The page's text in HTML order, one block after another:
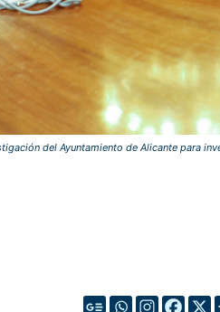
del Ayuntamiento de Alicante para